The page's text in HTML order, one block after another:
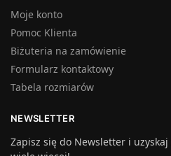
Moje konto
Pomoc Klienta
Biżuteria na zamówienie
Formularz kontaktowy
Tabela rozmiarów
NEWSLETTER
Zapisz się do Newsletter i